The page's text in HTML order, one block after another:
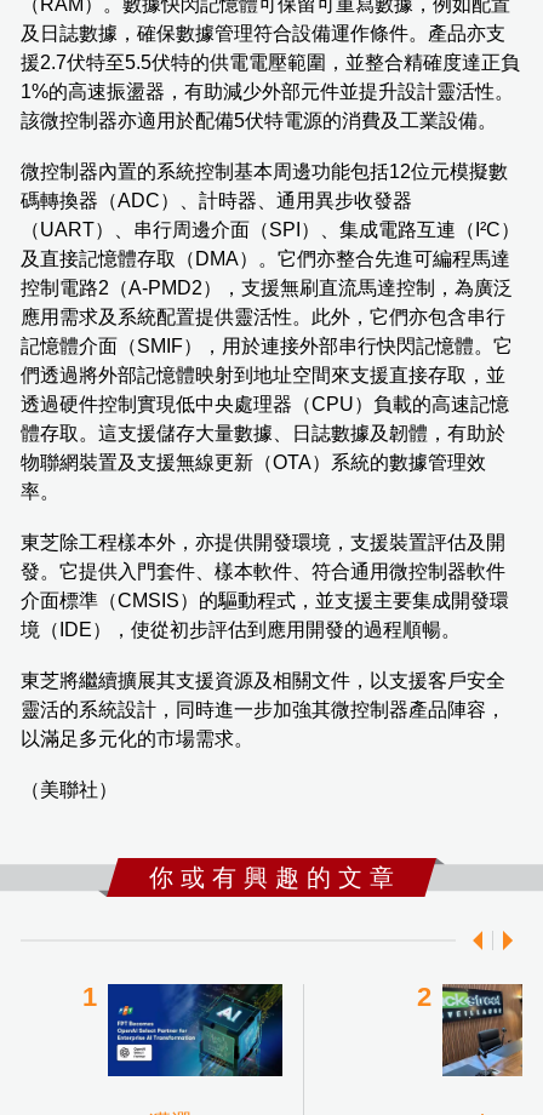
（RAM）。數據快閃記憶體可保留可重寫數據，例如配置
及日誌數據，確保數據管理符合設備運作條件。產品亦支
援2.7伏特至5.5伏特的供電電壓範圍，並整合精確度達正負
1%的高速振盪器，有助減少外部元件並提升設計靈活性。
該微控制器亦適用於配備5伏特電源的消費及工業設備。
微控制器內置的系統控制基本周邊功能包括12位元模擬數
碼轉換器（ADC）、計時器、通用異步收發器
（UART）、串行周邊介面（SPI）、集成電路互連（I²C）
及直接記憶體存取（DMA）。它們亦整合先進可編程馬達
控制電路2（A-PMD2），支援無刷直流馬達控制，為廣泛
應用需求及系統配置提供靈活性。此外，它們亦包含串行
記憶體介面（SMIF），用於連接外部串行快閃記憶體。它
們透過將外部記憶體映射到地址空間來支援直接存取，並
透過硬件控制實現低中央處理器（CPU）負載的高速記憶
體存取。這支援儲存大量數據、日誌數據及韌體，有助於
物聯網裝置及支援無線更新（OTA）系統的數據管理效
率。
東芝除工程樣本外，亦提供開發環境，支援裝置評估及開
發。它提供入門套件、樣本軟件、符合通用微控制器軟件
介面標準（CMSIS）的驅動程式，並支援主要集成開發環
境（IDE），使從初步評估到應用開發的過程順暢。
東芝將繼續擴展其支援資源及相關文件，以支援客戶安全
靈活的系統設計，同時進一步加強其微控制器產品陣容，
以滿足多元化的市場需求。
（美聯社）
你 或 有 興 趣 的 文 章